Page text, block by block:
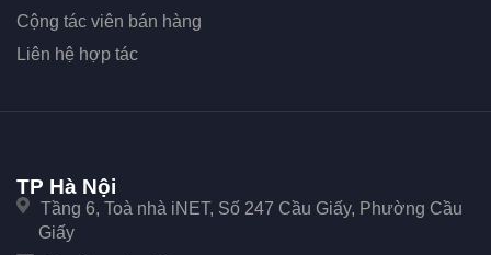
Cộng tác viên bán hàng
Liên hệ hợp tác
TP Hà Nội
Tầng 6, Toà nhà iNET, Số 247 Cầu Giấy, Phường Cầu
Giấy